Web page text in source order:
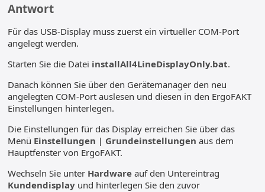
Antwort
Für das USB-Display muss zuerst ein virtueller COM-Port
angelegt werden.
Starten Sie die Datei installAll4LineDisplayOnly.bat.
Danach können Sie über den Gerätemanager den neu
angelegten COM-Port auslesen und diesen in den ErgoFAKT
Einstellungen hinterlegen.
Die Einstellungen für das Display erreichen Sie über das
Menü Einstellungen | Grundeinstellungen aus dem
Hauptfenster von ErgoFAKT.
Wechseln Sie unter Hardware auf den Untereintrag
Kundendisplay und hinterlegen Sie den zuvor